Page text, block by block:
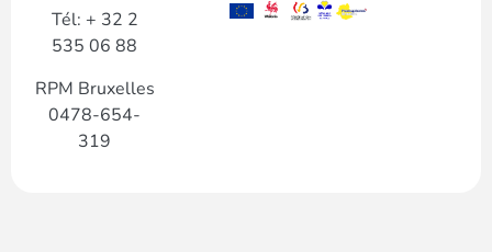
Tél: + 32 2
535 06 88
RPM Bruxelles
0478-654-
319